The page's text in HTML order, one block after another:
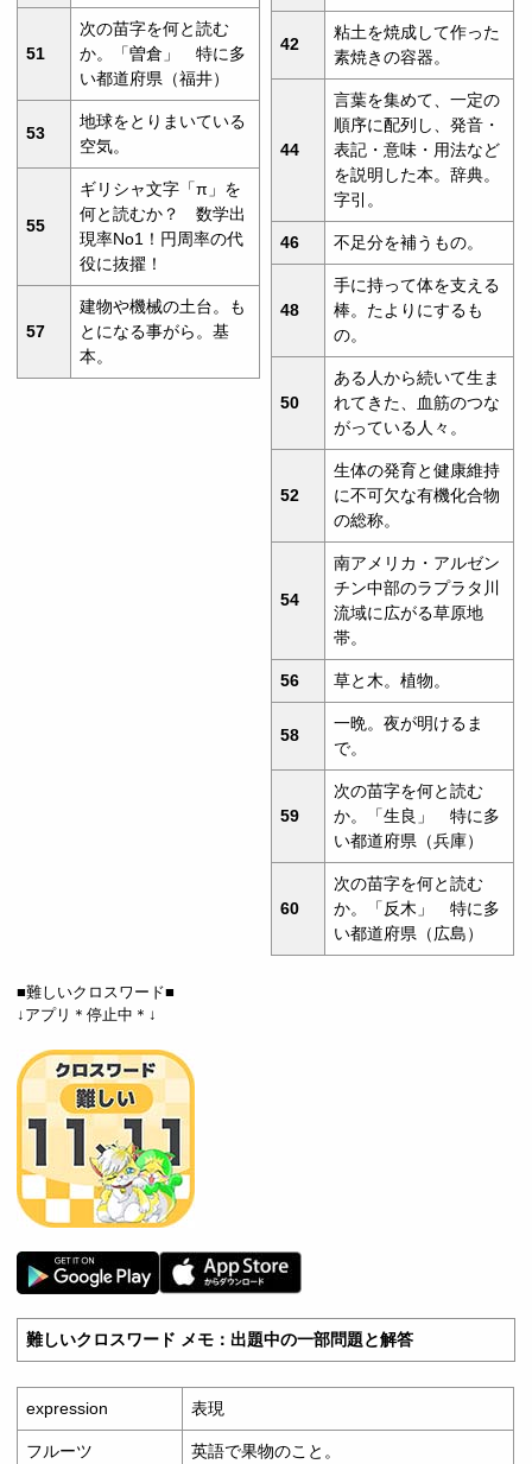
51
次の苗字を何と読む
か。「曽倉」 特に多
い都道府県（福井）
53
地球をとりまいている
空気。
55
ギリシャ文字「π」を
何と読むか？ 数学出
現率No1！円周率の代
役に抜擢！
57
建物や機械の土台。も
とになる事がら。基
本。
42
粘土を焼成して作った
素焼きの容器。
44
言葉を集めて、一定の
順序に配列し、発音・
表記・意味・用法など
を説明した本。辞典。
字引。
46 不足分を補うもの。
48
手に持って体を支える
棒。たよりにするも
の。
50
ある人から続いて生ま
れてきた、血筋のつな
がっている人々。
52
生体の発育と健康維持
に不可欠な有機化合物
の総称。
54
南アメリカ・アルゼン
チン中部のラプラタ川
流域に広がる草原地
帯。
56 草と木。植物。
58
一晩。夜が明けるま
で。
59
次の苗字を何と読む
か。「生良」 特に多
い都道府県（兵庫）
60
次の苗字を何と読む
か。「反木」 特に多
い都道府県（広島）
■難しいクロスワード■
↓アプリ＊停止中＊↓
難しいクロスワード メモ：出題中の一部問題と解答
expression 表現
フルーツ 英語で果物のこと。